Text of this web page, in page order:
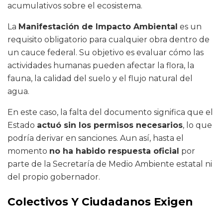
acumulativos sobre el ecosistema.
La Manifestación de Impacto Ambiental es un
requisito obligatorio para cualquier obra dentro de
un cauce federal. Su objetivo es evaluar cómo las
actividades humanas pueden afectar la flora, la
fauna, la calidad del suelo y el flujo natural del
agua.
En este caso, la falta del documento significa que el
Estado actuó sin los permisos necesarios, lo que
podría derivar en sanciones. Aun así, hasta el
momento no ha habido respuesta oficial por
parte de la Secretaría de Medio Ambiente estatal ni
del propio gobernador.
Colectivos Y Ciudadanos Exigen